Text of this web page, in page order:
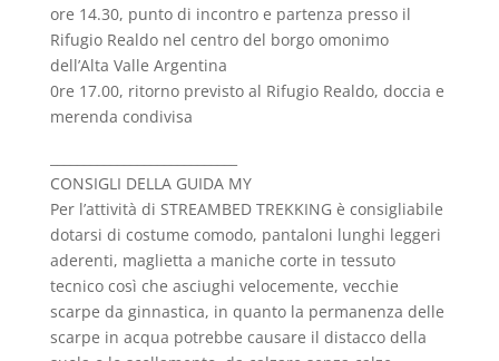
ore 14.30, punto di incontro e partenza presso il
Rifugio Realdo nel centro del borgo omonimo
dell’Alta Valle Argentina
0re 17.00, ritorno previsto al Rifugio Realdo, doccia e
merenda condivisa
CONSIGLI DELLA GUIDA MY
Per l’attività di STREAMBED TREKKING è consigliabile
dotarsi di costume comodo, pantaloni lunghi leggeri
aderenti, maglietta a maniche corte in tessuto
tecnico così che asciughi velocemente, vecchie
scarpe da ginnastica, in quanto la permanenza delle
scarpe in acqua potrebbe causare il distacco della